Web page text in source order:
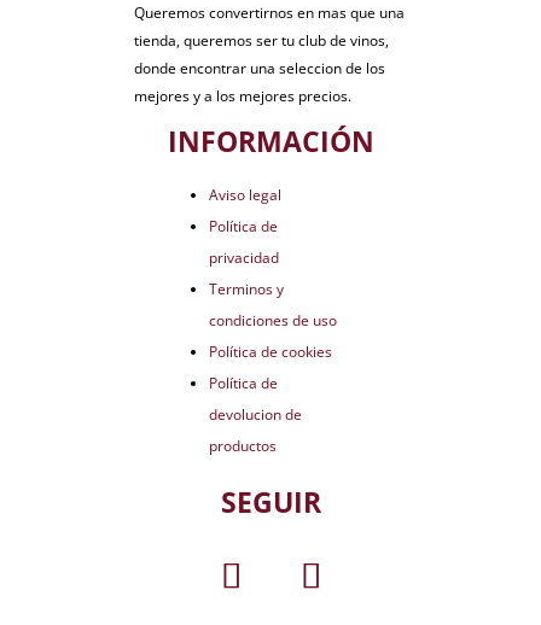
Queremos convertirnos en mas que una
tienda, queremos ser tu club de vinos,
donde encontrar una seleccion de los
mejores y a los mejores precios.
INFORMACIÓN
Aviso legal
Política de
privacidad
Terminos y
condiciones de uso
Política de cookies
Política de
devolucion de
productos
SEGUIR